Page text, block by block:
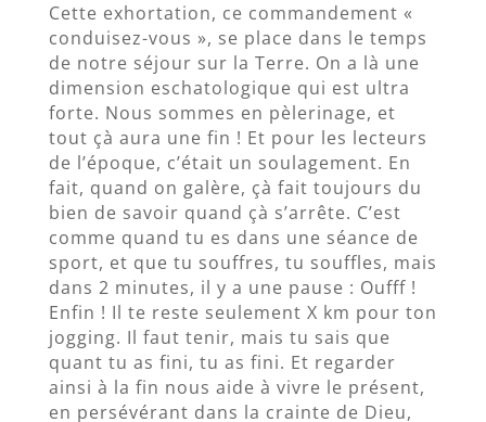
Cette exhortation, ce commandement «
conduisez-vous », se place dans le temps
de notre séjour sur la Terre. On a là une
dimension eschatologique qui est ultra
forte. Nous sommes en pèlerinage, et
tout çà aura une fin ! Et pour les lecteurs
de l’époque, c’était un soulagement. En
fait, quand on galère, çà fait toujours du
bien de savoir quand çà s’arrête. C’est
comme quand tu es dans une séance de
sport, et que tu souffres, tu souffles, mais
dans 2 minutes, il y a une pause : Oufff !
Enfin ! Il te reste seulement X km pour ton
jogging. Il faut tenir, mais tu sais que
quant tu as fini, tu as fini. Et regarder
ainsi à la fin nous aide à vivre le présent,
en persévérant dans la crainte de Dieu,